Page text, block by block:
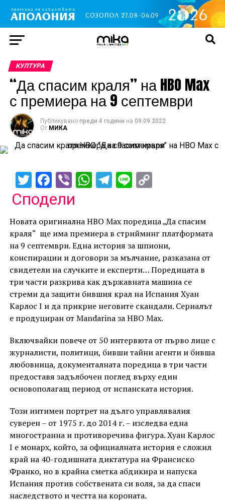
КУЛТУРА
“Да спасим краля” на HBO Max
с премиера на 9 септември
Публикувано преди 4 години на 09.09.2022
От МИКА
TwitterFacebook
ViberWhatsApp
Telegram
Line
Сподели
Новата оригинална HBO Max поредица „Да спасим
краля“ ще има премиера в стрийминг платформата
на 9 септември. Една история за шпиони,
конспирации и договори за мълчание, разказана от
свидетели на случките и експерти… Поредицата в
три части разкрива как държавната машина се
стреми да защити бившия крал на Испания Хуан
Карлос I и да прикрие неговите скандали. Сериалът
е продуциран от Mandarina за HBO Max.
Включвайки повече от 50 интервюта от първо лице с
журналисти, политици, бивши тайни агенти и бивша
любовница, документалната поредица в три части
предоставя задълбочен поглед върху един
основополагащ период от испанската история.
Този интимен портрет на дълго управлявалия
суверен – от 1975 г. до 2014 г. – изследва една
многостранна и противоречива фигура. Хуан Карлос
I е монарх, който, за официалната история е сложил
край на 40-годишната диктатура на Франсиско
Франко, но в крайна сметка абдикира и напуска
Испания против собствената си воля, за да спаси
наследството и честта на короната.